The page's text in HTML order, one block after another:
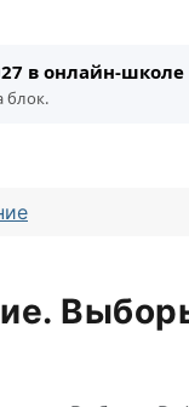
в онлайн-
блок.